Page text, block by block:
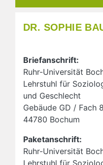
DR. SOPHIE
Briefanschrift:
Ruhr-Universität
Lehrstuhl für
und Geschlecht
Gebäude GD / Fach
44780 Bochum
Paketanschrift:
Ruhr-Universität
Lehrstuhl für